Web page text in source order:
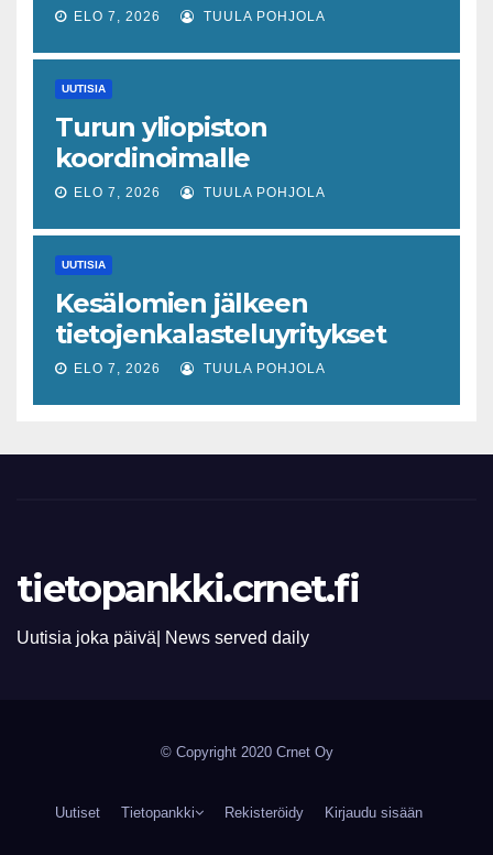
ELO 7, 2026 TUULA POHJOLA
UUTISIA
Turun yliopiston
koordinoimalle
tohtoriverkostolle 4,4
tulevaisuuden virusuhkien
varhaiseen tunnistamiseen
ELO 7, 2026 TUULA POHJOLA
UUTISIA
Kesälomien jälkeen
tietojenkalasteluyritykset
lisääntyvät
ELO 7, 2026 TUULA POHJOLA
tietopankki.crnet.fi
Uutisia joka päivä| News served daily
© Copyright 2020 Crnet Oy
Uutiset Tietopankki Rekisteröidy Kirjaudu sisään